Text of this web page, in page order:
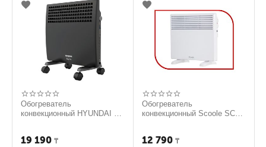
Обогреватель
конвекционный HYUNDAI H-
19 190 ₸
Обогреватель
конвекционный Scoole SC
12 790 ₸